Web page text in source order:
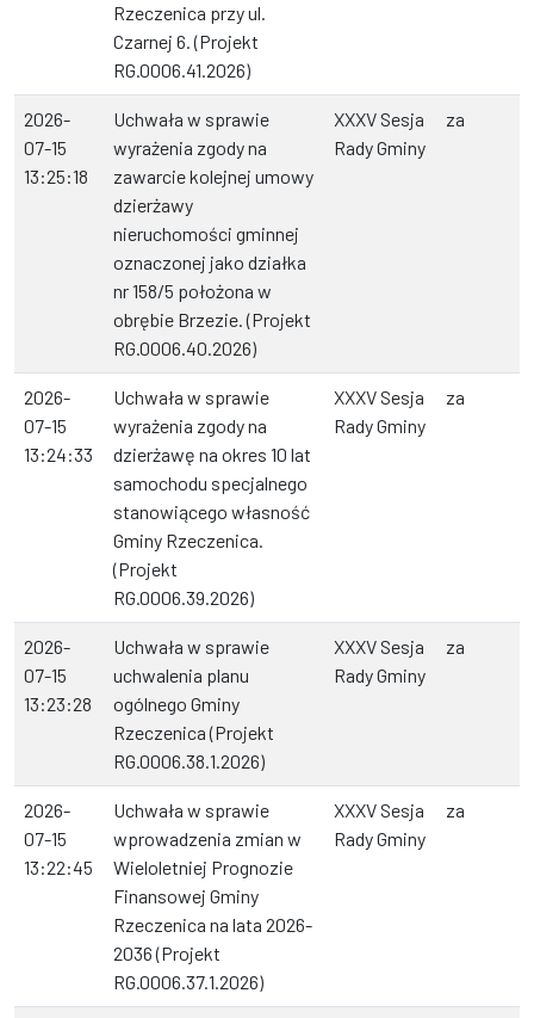
Rzeczenica przy ul.
Czarnej 6. (Projekt
RG.0006.41.2026)
2026-
07-15
13:25:18
Uchwała w sprawie
wyrażenia zgody na
zawarcie kolejnej umowy
dzierżawy
nieruchomości gminnej
oznaczonej jako działka
nr 158/5 położona w
obrębie Brzezie. (Projekt
RG.0006.40.2026)
XXXV Sesja
Rady Gminy
za
2026-
07-15
13:24:33
Uchwała w sprawie
wyrażenia zgody na
dzierżawę na okres 10 lat
samochodu specjalnego
stanowiącego własność
Gminy Rzeczenica.
(Projekt
RG.0006.39.2026)
XXXV Sesja
Rady Gminy
za
2026-
07-15
13:23:28
Uchwała w sprawie
uchwalenia planu
ogólnego Gminy
Rzeczenica (Projekt
RG.0006.38.1.2026)
XXXV Sesja
Rady Gminy
za
2026-
07-15
13:22:45
Uchwała w sprawie
wprowadzenia zmian w
Wieloletniej Prognozie
Finansowej Gminy
Rzeczenica na lata 2026-
2036 (Projekt
RG.0006.37.1.2026)
XXXV Sesja
Rady Gminy
za